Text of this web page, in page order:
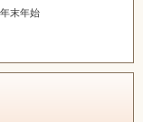
年末年始